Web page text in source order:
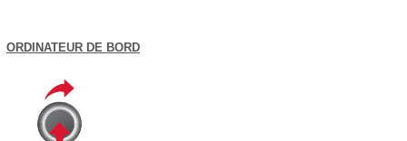
ORDINATEUR DE BORD